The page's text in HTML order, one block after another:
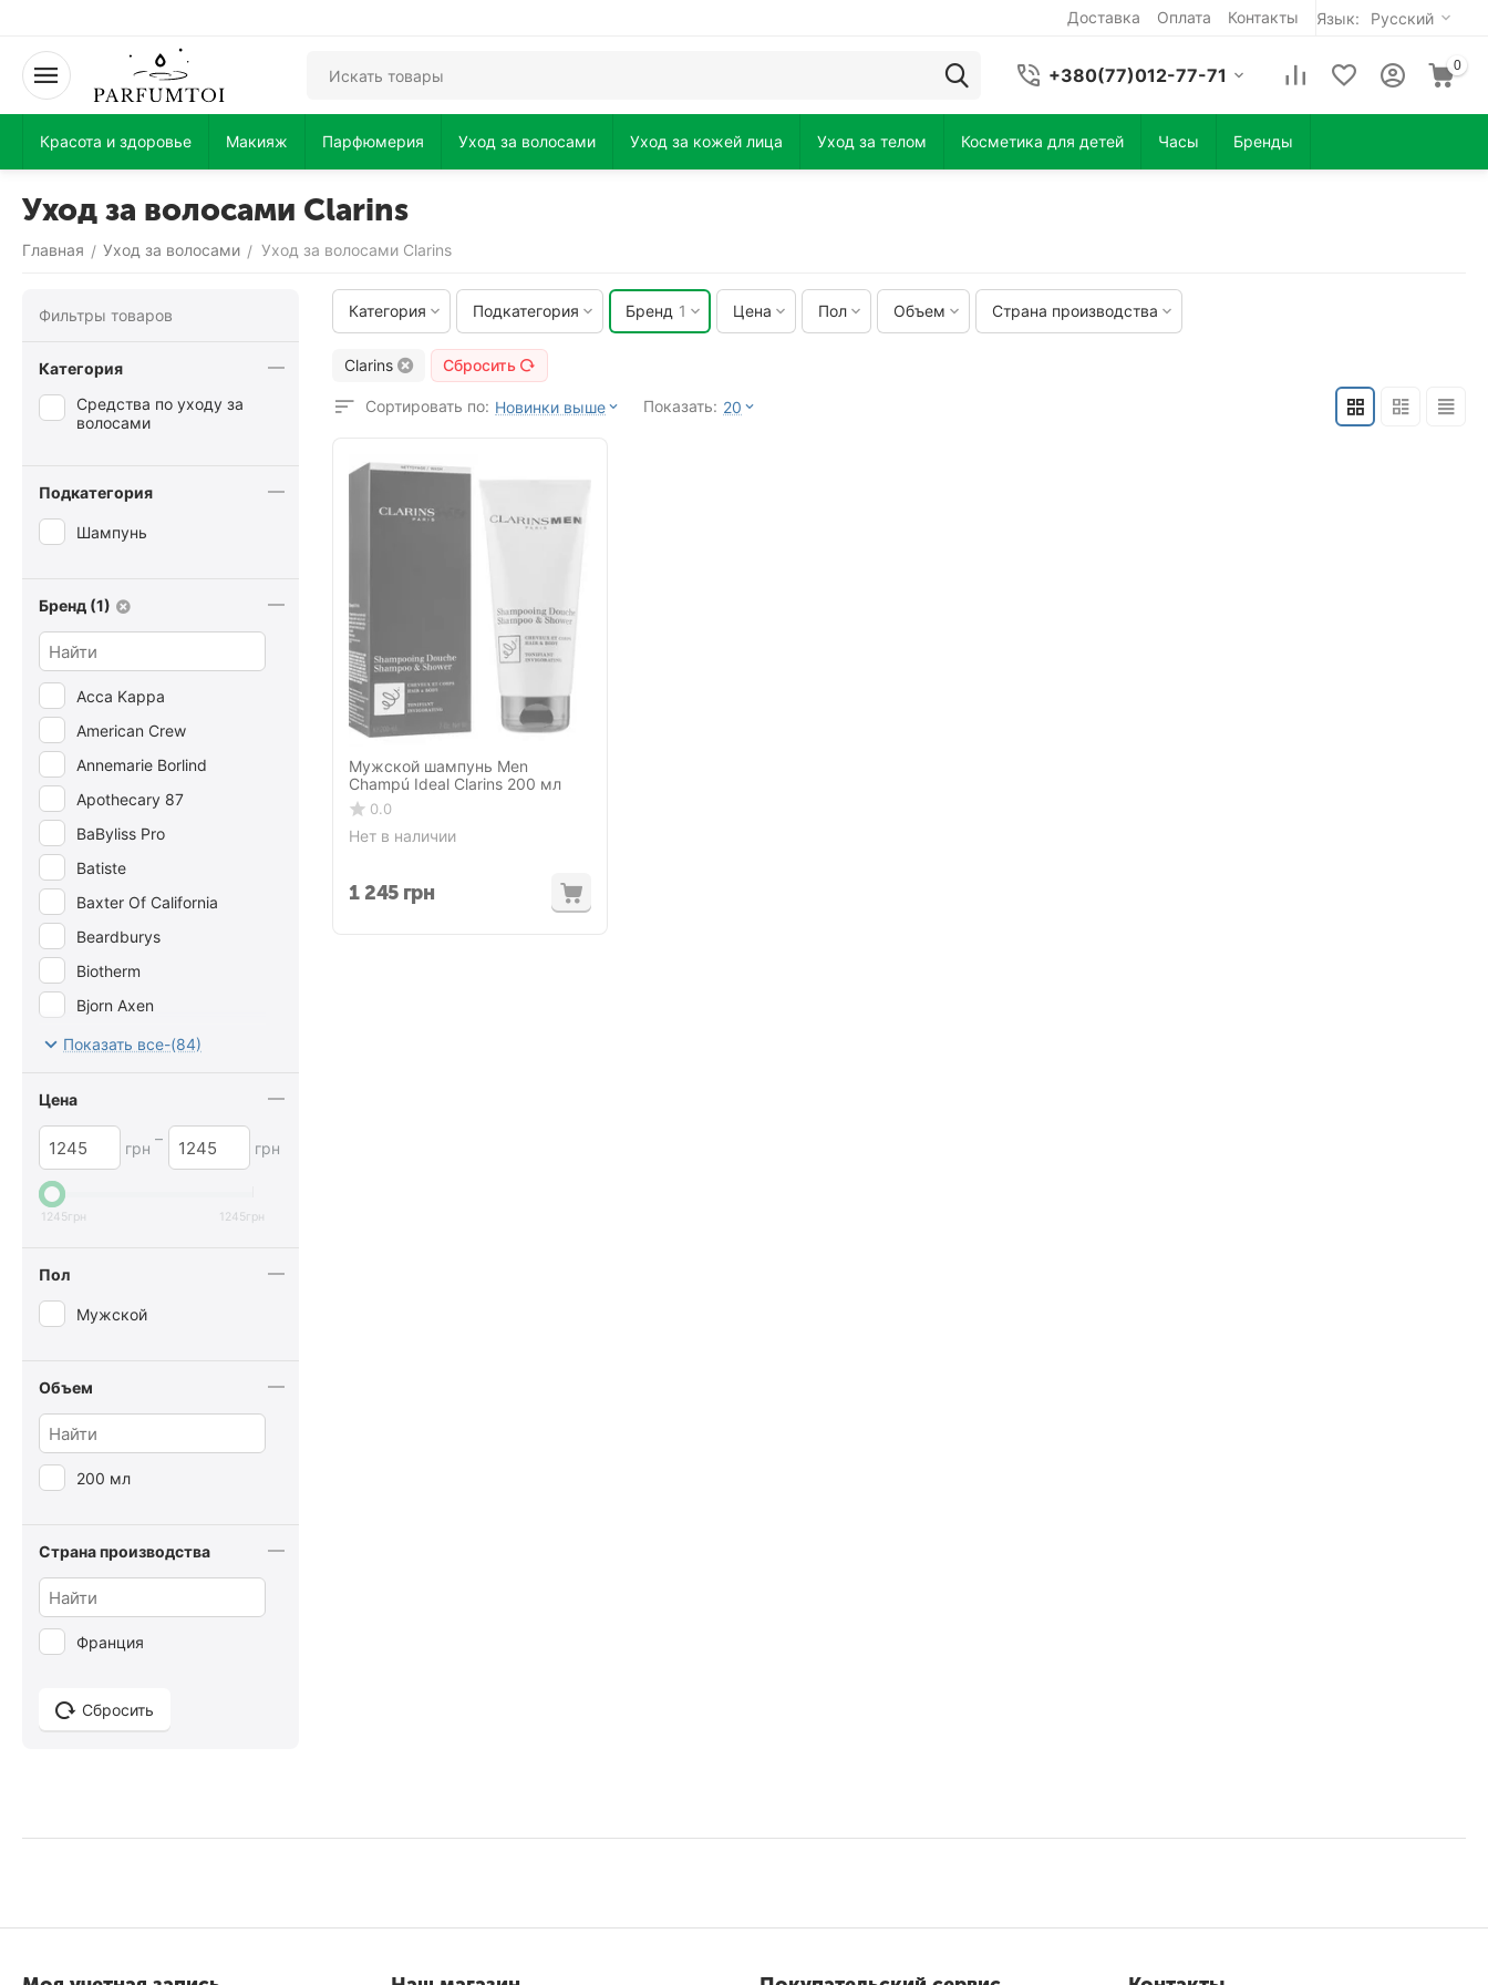
Язык: Русский
Доставка Оплата Контакты
+380(77)012-77-71 0
Красота и здоровье Макияж Парфюмерия Уход за волосами Уход за кожей лица Уход за телом Косметика для детей Часы Бренды
Уход за волосами Clarins
Главная / Уход за волосами / Уход за волосами Clarins
Категория Подкатегория Бренд 1 Цена Пол Объем Страна производства
Clarins Сбросить
Сортировать по: Новинки выше Показать: 20
Мужской шампунь Men
Champú Ideal Clarins 200 мл
0.0
Нет в наличии
1 245 грн
Фильтры товаров
Категория
Средства по уходу за
волосами
Подкатегория
Шампунь
Бренд (1)
Acca Kappa
American Crew
Annemarie Borlind
Apothecary 87
BaByliss Pro
Batiste
Baxter Of California
Beardburys
Biotherm
Bjorn Axen
Brickell Men's
Chanel
CHI
CLINIQUE
Fanola
Fudge
Giorgio Armani
GKHair
Goldwell
I.C.O.N.
Ikoo
INSTITUTO ESPAÑOL
Jan Marini
JOHN FRIEDA
L'ANZA
Paris
Показать все-(84)
Цена
грн – грн
1245грн 1245грн
Пол
Мужской
Объем
200 мл
Страна производства
Франция
Сбросить